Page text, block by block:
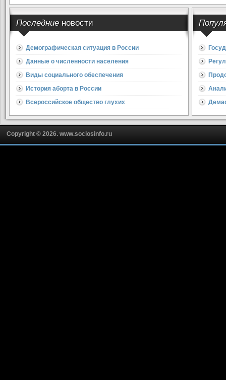
Последние новости
Демографическая ситуация в России
Данные о численности населения
Виды социального обеспечения
История аборта в России
Всероссийское общество глухих
Copyright © 2026. www.sociosinfo.ru